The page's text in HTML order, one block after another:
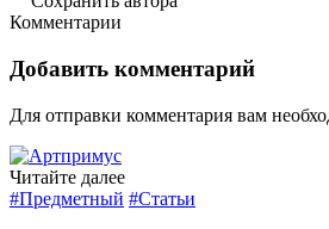
Комментарии
Добавить комментарий
Для отправки комментария вам
Читайте далее
#Предметный #Статьи